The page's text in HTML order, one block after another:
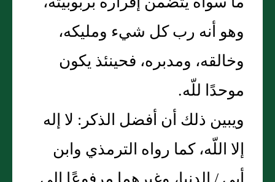
وهو أنه رب كل شيء ومليكه،
وخالقه، ومدبره، فحينئذ يكون
موحدًا للّه‏.‏
ويبين ذلك أن أفضل الذكر‏:‏ لا إله
إلا اللّه، كما رواه الترمذي وابن